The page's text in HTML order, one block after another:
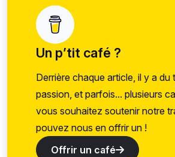
Un p’tit café ?
Derrière chaque article, il y a du
passion, et parfois... plusieurs
vous souhaitez soutenir notre
pouvez nous en offrir un !
Offrir un café